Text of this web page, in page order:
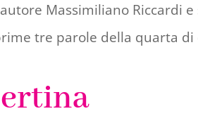
Massimiliano Riccardi
tre parole della quarta di